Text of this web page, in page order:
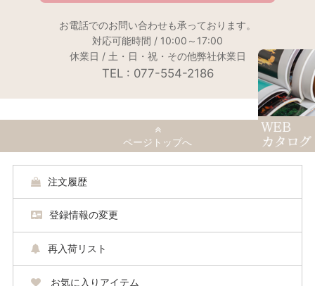
お電話でのお問い合わせも承っております。
対応可能時間 / 10:00～17:00
休業日 / 土・日・祝・その他弊社休業日
TEL : 077-554-2186
ページトップへ
注文履歴
登録情報の変更
再入荷リスト
お気に入りアイテム